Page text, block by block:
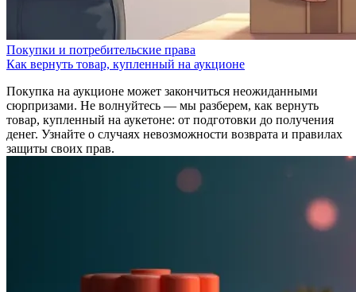
Покупки и потребительские права
Как вернуть товар, купленный на аукционе
Покупка на аукционе может закончиться неожиданными
сюрпризами. Не волнуйтесь — мы разберем, как вернуть
товар, купленный на аукетоне: от подготовки до получения
денег. Узнайте о случаях невозможности возврата и правилах
защиты своих прав.